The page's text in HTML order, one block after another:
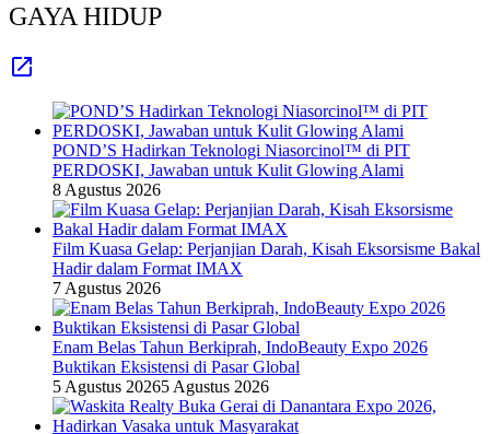
GAYA HIDUP
POND’S Hadirkan Teknologi Niasorcinol™ di PIT
PERDOSKI, Jawaban untuk Kulit Glowing Alami
8 Agustus 2026
Film Kuasa Gelap: Perjanjian Darah, Kisah Eksorsisme Bakal
Hadir dalam Format IMAX
7 Agustus 2026
Enam Belas Tahun Berkiprah, IndoBeauty Expo 2026
Buktikan Eksistensi di Pasar Global
5 Agustus 20265 Agustus 2026